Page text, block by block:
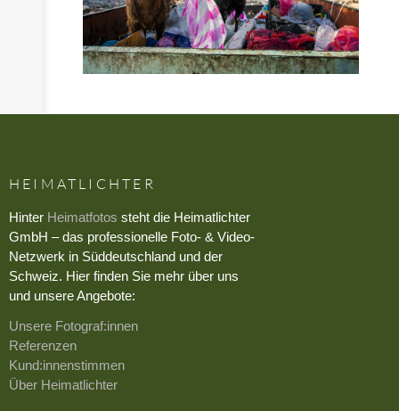
HEIMATLICHTER
Hinter Heimatfotos steht die Heimatlichter
GmbH – das professionelle Foto- & Video-
Netzwerk in Süddeutschland und der
Schweiz. Hier finden Sie mehr über uns
und unsere Angebote:
Unsere Fotograf:innen
Referenzen
Kund:innenstimmen
Über Heimatlichter